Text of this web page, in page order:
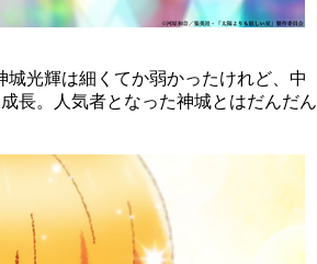
光輝は細くてか弱かったけれど、中
長。人気者となった神城とはだんだん